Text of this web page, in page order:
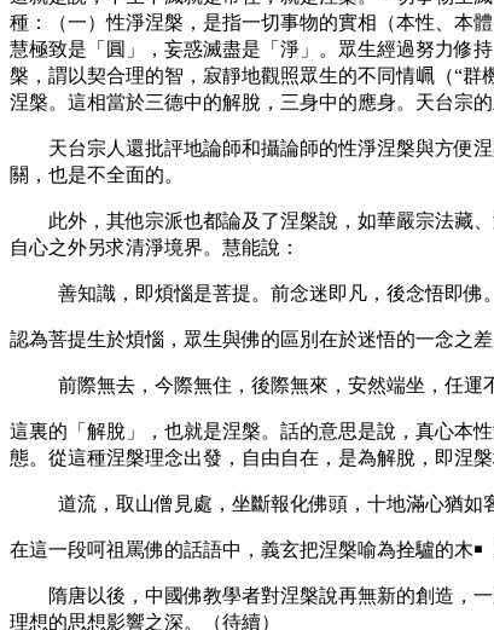
種：（一）性淨涅槃，是指一切事物的實相（本性、本
慧極致是「圓」，妄惑滅盡是「淨」。眾生經過努力修
槃，謂以契合理的智，寂靜地觀照眾生的不同情𡶺（“
涅槃。這相當於三德中的解脫，三身中的應身。天台宗
天台宗人還批評地論師和攝論師的性淨涅槃與方便
關，也是不全面的。
此外，其他宗派也都論及了涅槃說，如華嚴宗法藏、
自心之外另求清淨境界。慧能說：
善知識，即煩惱是菩提。前念迷即凡，後念悟即佛
認為菩提生於煩惱，眾生與佛的區別在於迷悟的一念之
前際無去，今際無住，後際無來，安然端坐，任運
這裏的「解脫」，也就是涅槃。話的意思是說，真心本
態。從這種涅槃理念出發，自由自在，是為解脫，即涅
道流，取山僧見處，坐斷報化佛頭，十地滿心猶
在這一段呵祖罵佛的話語中，義玄把涅槃喻為拴驢的木￭
隋唐以後，中國佛教學者對涅槃說再無新的創造，一
理想的思想影響之深。（待續）